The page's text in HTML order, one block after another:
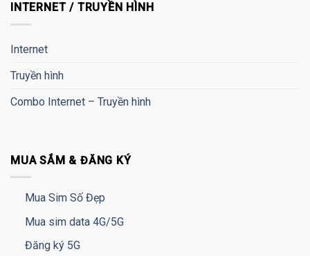
INTERNET / TRUYỀN HÌNH
Internet
Truyền hình
Combo Internet – Truyền hình
MUA SẮM & ĐĂNG KÝ
Mua Sim Số Đẹp
Mua sim data 4G/5G
Đăng ký 5G